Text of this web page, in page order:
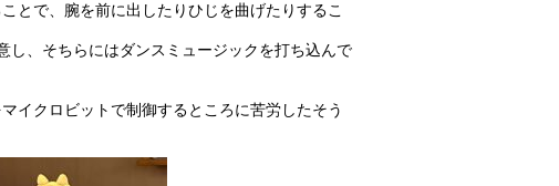
とで、腕を前に出したりひじを曲げたりするこ
し、そちらにはダンスミュージックを打ち込んで
イクロビットで制御するところに苦労したそう